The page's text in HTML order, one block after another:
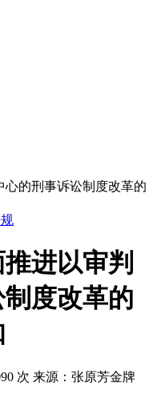
进以审判
度改革的
次 来源：张原芳金牌